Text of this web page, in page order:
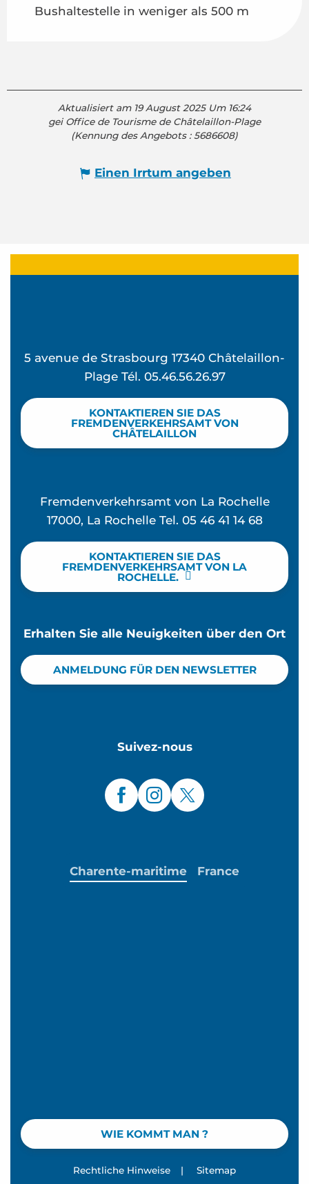
Bushaltestelle in weniger als 500 m
Aktualisiert am 19 August 2025 Um 16:24
gei Office de Tourisme de Châtelaillon-Plage
(Kennung des Angebots :5686608)
Einen Irrtum angeben
5 avenue de Strasbourg 17340 Châtelaillon-
Plage Tél. 05.46.56.26.97
KONTAKTIEREN SIE DAS
FREMDENVERKEHRSAMT VON
CHÂTELAILLON
Fremdenverkehrsamt von La Rochelle
17000, La Rochelle Tel. 05 46 41 14 68
KONTAKTIEREN SIE DAS
FREMDENVERKEHRSAMT VON LA
ROCHELLE.
Erhalten Sie alle Neuigkeiten über den Ort
ANMELDUNG FÜR DEN NEWSLETTER
Suivez-nous
WIE KOMMT MAN ?
Charente-maritime France
Rechtliche Hinweise |
Sitemap